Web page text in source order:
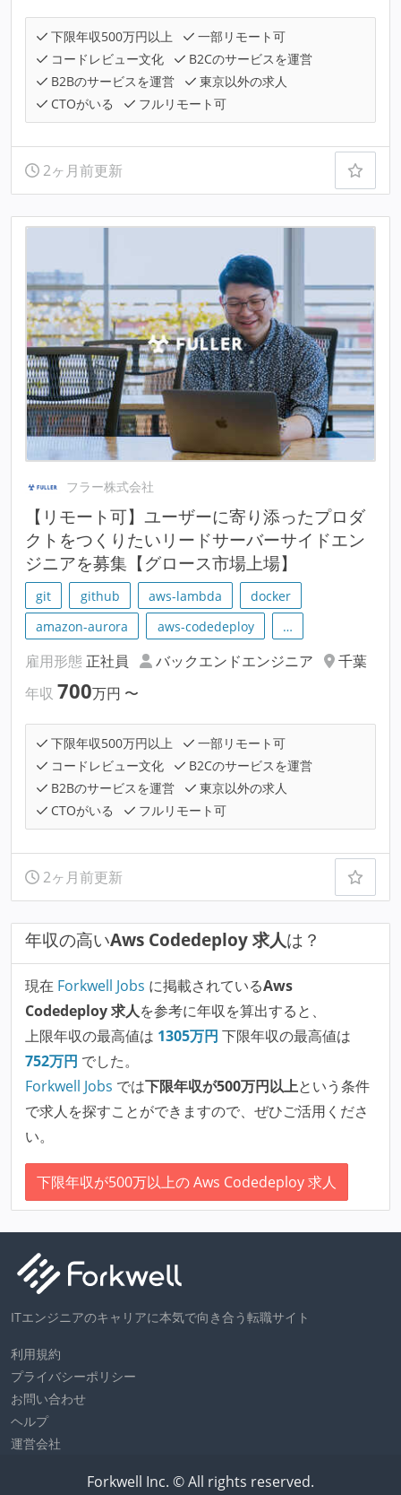
下限年収500万円以上
一部リモート可
コードレビュー文化
B2Cのサービスを運営
B2Bのサービスを運営
東京以外の求人
CTOがいる
フルリモート可
2ヶ月前更新
フラー株式会社
【リモート可】ユーザーに寄り添ったプロダ
クトをつくりたいリードサーバーサイドエン
ジニアを募集【グロース市場上場】
git github aws-lambda
docker
amazon-aurora
aws-codedeploy …
雇用形態 正社員 バックエンドエンジニア
千葉
年収 700万円 〜
下限年収500万円以上
一部リモート可
コードレビュー文化
B2Cのサービスを運営
B2Bのサービスを運営
東京以外の求人
CTOがいる
フルリモート可
2ヶ月前更新
年収の高いAws Codedeploy 求人は？
現在 Forkwell Jobs に掲載されているAws
Codedeploy 求人を参考に年収を算出すると、
上限年収の最高値は 1305万円 下限年収の最高値は
752万円 でした。
Forkwell Jobs では下限年収が500万円以上という条件
で求人を探すことができますので、ぜひご活用くださ
い。
下限年収が500万以上の Aws Codedeploy 求人
ITエンジニアのキャリアに本気で向き合う転職サイト
利用規約
プライバシーポリシー
お問い合わせ
ヘルプ
運営会社
Forkwell Inc. © All rights reserved.